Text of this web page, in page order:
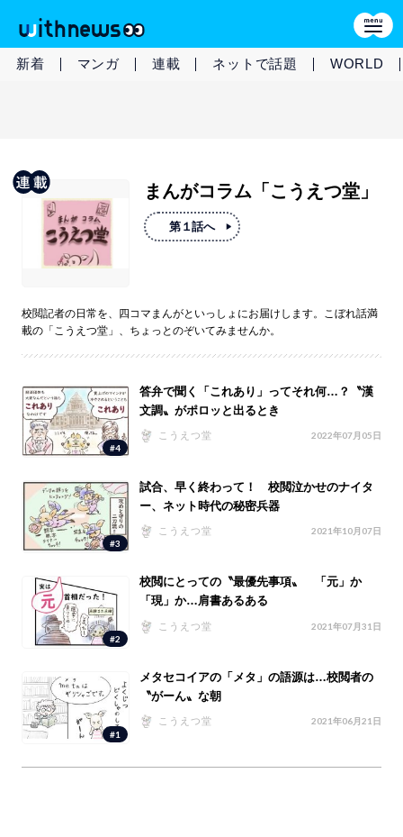
新着 マンガ 連載 ネットで話題 WORLD
まんがコラム「こうえつ堂」
第１話へ
校閲記者の日常を、四コマまんがといっしょにお届けします。こぼれ話満
載の「こうえつ堂」、ちょっとのぞいてみませんか。
#4
答弁で聞く「これあり」ってそれ何…？〝漢
文調〟がポロッと出るとき
こうえつ堂 2022年07月05日
#3
試合、早く終わって！ 校閲泣かせのナイタ
ー、ネット時代の秘密兵器
こうえつ堂 2021年10月07日
#2
校閲にとっての〝最優先事項〟 「元」か
「現」か…肩書あるある
こうえつ堂 2021年07月31日
#1
メタセコイアの「メタ」の語源は…校閲者の
〝がーん〟な朝
こうえつ堂 2021年06月21日